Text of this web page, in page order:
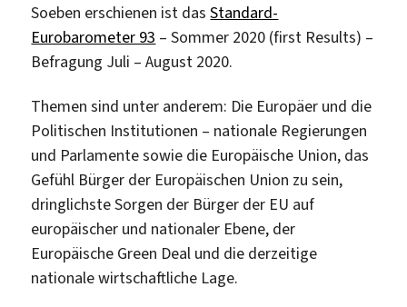
Soeben erschienen ist dasStandard-
Eurobarometer 93 – Sommer 2020 (first Results) –
Befragung Juli – August 2020.
Themen sind unter anderem: Die Europäer und die
Politischen Institutionen – nationale Regierungen
und Parlamente sowie die Europäische Union, das
Gefühl Bürger der Europäischen Union zu sein,
dringlichste Sorgen der Bürger der EU auf
europäischer und nationaler Ebene, der
Europäische Green Deal und die derzeitige
nationale wirtschaftliche Lage.